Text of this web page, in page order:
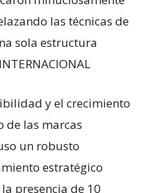
las técnicas de
sola estructura
y el crecimiento
de las marcas
un robusto
estratégico
presencia de 10